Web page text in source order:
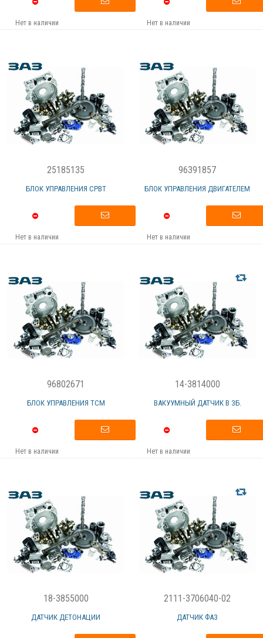
Нет в наличии Нет в наличии
25185135
БЛОК УПРАВЛЕНИЯ СРВТ
Нет в наличии
96391857
БЛОК УПРАВЛЕНИЯ ДВИГАТЕЛЕМ
Нет в наличии
96802671
БЛОК УПРАВЛЕНИЯ ТСМ
Нет в наличии
14-3814000
ВАКУУМНЫЙ ДАТЧИК В ЗБ.
Нет в наличии
18-3855000
ДАТЧИК ДЕТОНАЦИИ
2111-3706040-02
ДАТЧИК ФАЗ